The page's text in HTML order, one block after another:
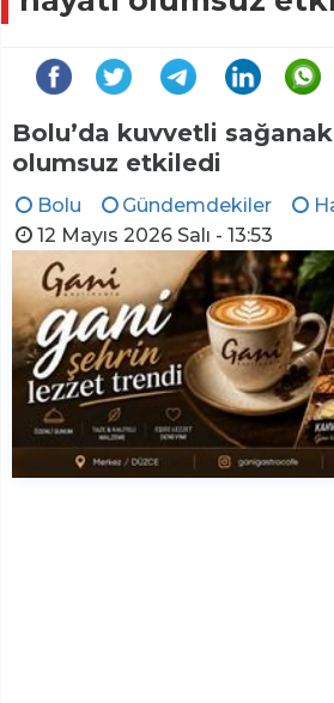
Bolu’da kuvvetli
olumsuz etkiledi
Bolu Gündemdekiler
12 Mayıs 2026 Salı - 13:53